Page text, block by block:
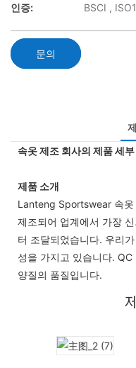
인증:
BSCI ,
문의
속옷 제조 회사의 제품 세
제품 소개
Lanteng Sportswear 속옷
제조되어 업계에서 가장
터 조달되었습니다. 우리
성을 가지고 있습니다.
양질의 품질입니다.